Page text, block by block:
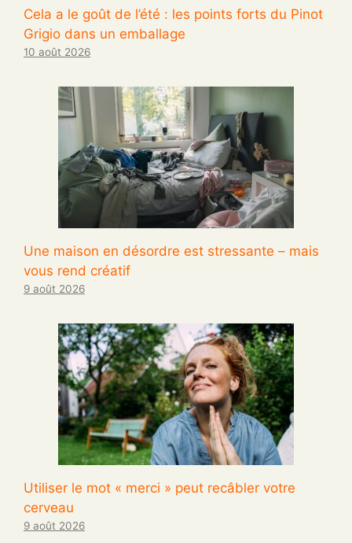
Cela a le goût de l’été : les points forts du Pinot
Grigio dans un emballage
10 août 2026
Une maison en désordre est stressante – mais
vous rend créatif
9 août 2026
Utiliser le mot « merci » peut recâbler votre
cerveau
9 août 2026